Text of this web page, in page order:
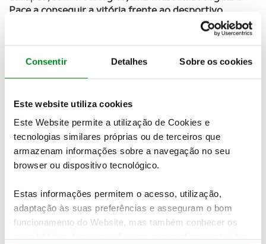
Consentir Detalhes Sobre os cookies
Este website utiliza cookies
Este Website permite a utilização de Cookies e
tecnologias similares próprias ou de terceiros que
armazenam informações sobre a navegação no seu
browser ou dispositivo tecnológico.
Estas informações permitem o acesso, utilização,
adaptação às suas preferências e asseguram o bom
funcionamento do Website, mas também conhecer os
Pace a conseguir a vitória frente ao desportivo
O pódio ficou completo com o 3º lugar
alcançado pelo Kia Ceed, que ficou muito perto com
235 votos, seguido pelo Citroen C5 Aircross que
totalizou 210 votos. A 6ª posição foi para o Peugeot
votos e o 7º lugar para o Mercedes-Benz Classe A
com 116 votos.